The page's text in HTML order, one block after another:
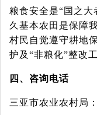
粮食安全是“国之大
久基本农田是保障
村民自觉遵守耕地
护及“非粮化”整改
四、咨询电话
三亚市农业农村局：